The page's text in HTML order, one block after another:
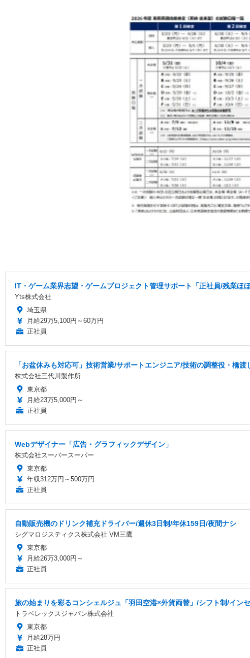
IT・ゲーム業界志望・ゲームプロジェクト管理サポート「正社員/残業ほ
Yts株式会社
埼玉県
月給29万5,100円～60万円
正社員
「お盆休みも対応可」技術営業/サポートエンジニア/技術の調整役・橋
株式会社三代川製作所
東京都
月給23万5,000円～
正社員
Webデザイナー「広告・グラフィックデザイン」
株式会社スーパースーパー
東京都
年収312万円～500万円
正社員
自動販売機のドリンク補充ドライバー/週休3日制/年休159日/夜間ナシ
シグマロジスティクス株式会社 VM三鷹
東京都
月給26万3,000円～
正社員
旅の始まりを彩るコンシェルジュ「羽田空港×外貨両替」/シフト制/イン
トラベレックスジャパン株式会社
東京都
月給28万円
正社員